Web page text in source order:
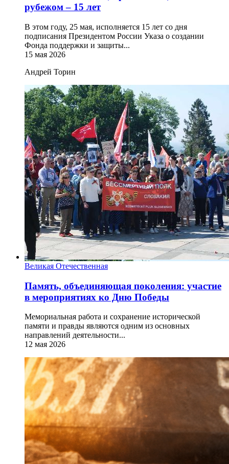
рубежом – 15 лет
В этом году, 25 мая, исполняется 15 лет со дня
подписания Президентом России Указа о создании
Фонда поддержки и защиты...
15 мая 2026
Андрей Торин
Великая Отечественная
Память, объединяющая поколения: участие
в мероприятиях ко Дню Победы
Мемориальная работа и сохранение исторической
памяти и правды являются одним из основных
направлений деятельности...
12 мая 2026